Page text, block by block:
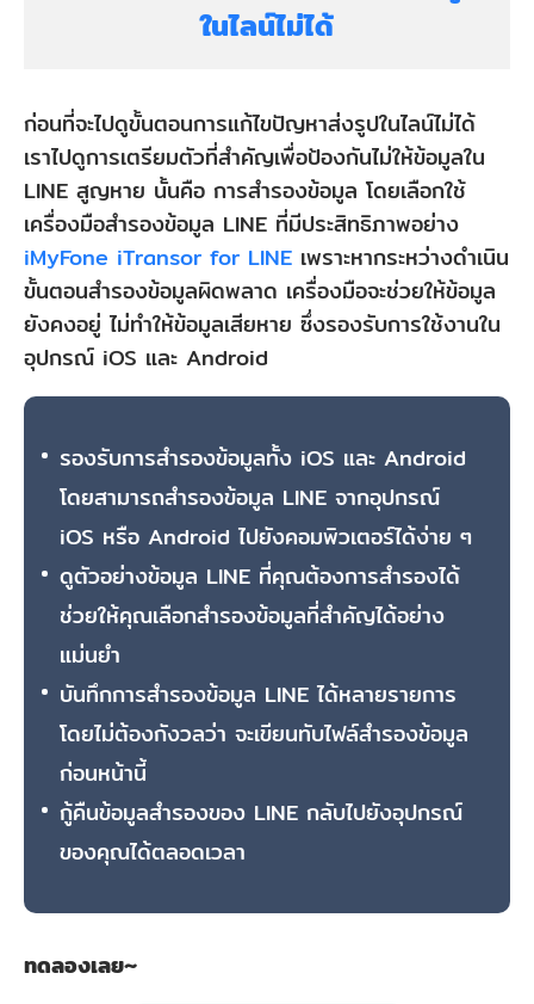
ในไลน์ไม่ได้
ก่อนที่จะไปดูขั้นตอนการแก้ไขปัญหาส่งรูปในไลน์ไม่ได้
เราไปดูการเตรียมตัวที่สำคัญเพื่อป้องกันไม่ให้ข้อมูลใน
LINE สูญหาย นั้นคือ การสำรองข้อมูล โดยเลือกใช้
เครื่องมือสำรองข้อมูล LINE ที่มีประสิทธิภาพอย่าง
iMyFone iTransor for LINE เพราะหากระหว่างดำเนิน
ขั้นตอนสำรองข้อมูลผิดพลาด เครื่องมือจะช่วยให้ข้อมูล
ยังคงอยู่ ไม่ทำให้ข้อมูลเสียหาย ซึ่งรองรับการใช้งานใน
อุปกรณ์ iOS และ Android
รองรับการสำรองข้อมูลทั้ง iOS และ Android
โดยสามารถสำรองข้อมูล LINE จากอุปกรณ์
iOS หรือ Android ไปยังคอมพิวเตอร์ได้ง่าย ๆ
ดูตัวอย่างข้อมูล LINE ที่คุณต้องการสำรองได้
ช่วยให้คุณเลือกสำรองข้อมูลที่สำคัญได้อย่าง
แม่นยำ
บันทึกการสำรองข้อมูล LINE ได้หลายรายการ
โดยไม่ต้องกังวลว่า จะเขียนทับไฟล์สำรองข้อมูล
ก่อนหน้านี้
กู้คืนข้อมูลสำรองของ LINE กลับไปยังอุปกรณ์
ของคุณได้ตลอดเวลา
ทดลองเลย~